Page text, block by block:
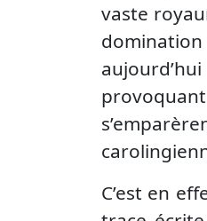
vaste
C’est en